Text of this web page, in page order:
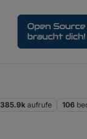
385.9k aufrufe 106